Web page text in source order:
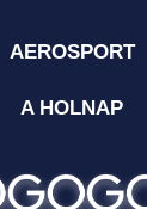
AEROSPORT
A HOLNAP